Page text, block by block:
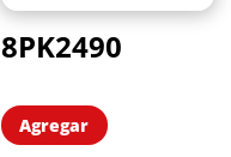
8PK2490
Agregar